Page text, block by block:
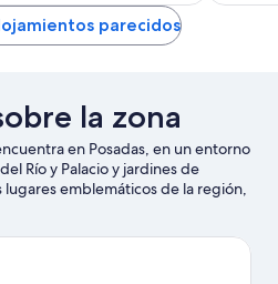
de
49 €
parecidos
la zona
en Posadas, en un entorno
Río y Palacio y jardines de
emblemáticos de la región,
a Sendero de Las Cruces y
botánico de Córdoba también